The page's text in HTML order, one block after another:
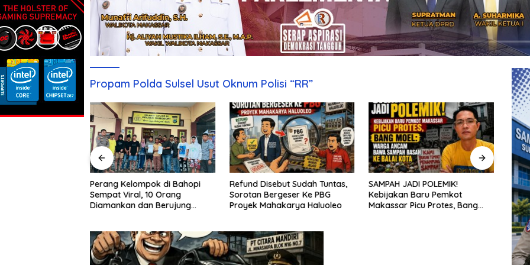
Propam Polda Sulsel Usut Oknum Polisi “RR”
Perang Kelompok di Bahopi
Sempat Viral, 10 Orang
Diamankan dan Berujung
Refund Disebut Sudah Tuntas,
Sorotan Bergeser Ke PBG
Proyek Mahakarya Haluoleo
SAMPAH JADI POLEMIK!
Kebijakan Baru Pemkot
Makassar Picu Protes, Bang